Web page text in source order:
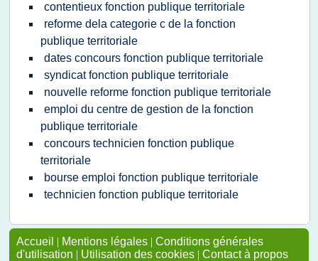
contentieux fonction publique territoriale
reforme dela categorie c de la fonction
publique territoriale
dates concours fonction publique territoriale
syndicat fonction publique territoriale
nouvelle reforme fonction publique territoriale
emploi du centre de gestion de la fonction
publique territoriale
concours technicien fonction publique
territoriale
bourse emploi fonction publique territoriale
technicien fonction publique territoriale
Accueil | Mentions légales | Conditions générales
d'utilisation | Utilisation des cookies | Contact à propos